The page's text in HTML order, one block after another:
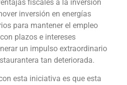
fiscales a la inversión
inversión en energías
para mantener el empleo
plazos e intereses
un impulso extraordinario
tan deteriorada.
esta iniciativa es que esta